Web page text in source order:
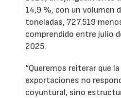
14,9 %, con un volumen
toneladas, 727.519
comprendido entre julio
2025.
“Queremos reiterar que
exportaciones no
coyuntural, sino